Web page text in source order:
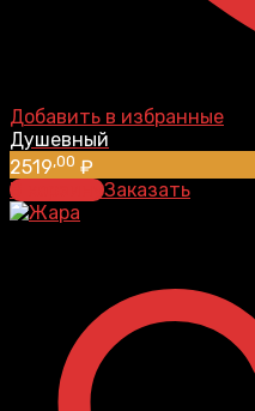
Добавить в избранные
Душевный
2519,00 ₽
В корзинуЗаказать